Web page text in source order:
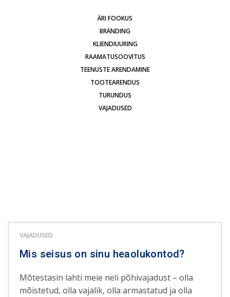
ÄRI FOOKUS
BRÄNDING
KLIENDIUURING
RAAMATUSOOVITUS
TEENUSTE ARENDAMINE
TOOTEARENDUS
TURUNDUS
VAJADUSED
VAJADUSED
Mis seisus on sinu heaolukontod?
Mõtestasin lahti meie neli põhivajadust – olla
mõistetud, olla vajalik, olla armastatud ja olla